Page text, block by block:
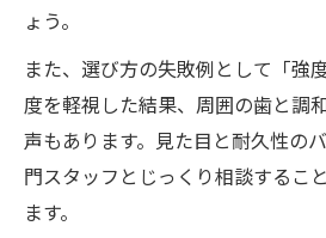
ょう。
また、選び方の失敗例として「強
度を軽視した結果、周囲の歯と調
声もあります。見た目と耐久性の
門スタッフとじっくり相談するこ
ます。